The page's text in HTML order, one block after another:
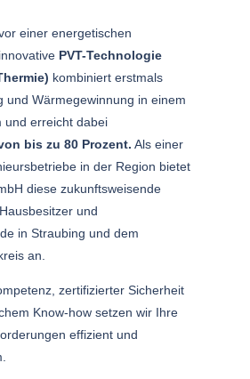
einer energetischen
PVT-Technologie
kombiniert erstmals
und Wärmegewinnung in einem
und erreicht dabei
bis zu 80 Prozent. Als einer
in der Region bietet
diese zukunftsweisende
und
in Straubing und dem
an.
zertifizierter Sicherheit
Know-how setzen wir Ihre
effizient und